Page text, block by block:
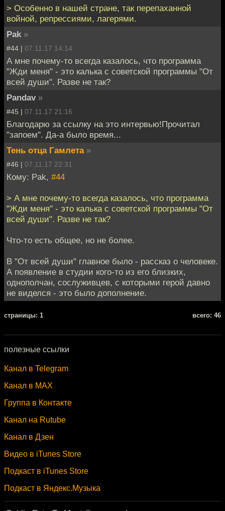
> Особенно в нашей стране, так перепаханной
войной, репрессиями, лагерями.
Pak »
#44 | 07.11.17 14:14
А мне почему-то всегда казалось, что программа
"Жди меня" - это калька с советской программы "От
всей души". Разве не так?
Pandav »
#45 | 07.11.17 21:16
Благодарю за ссылку на это интервью!Прочитал
"запоем". Да-а было время...
Тень отца Гамлета »
#46 | 07.11.17 22:31
Кому: Pak, #44
> А мне почему-то всегда казалось, что программа
"Жди меня" - это калька с советской программы "От
всей души". Разве не так?
Что-то есть общее, но не более.
В "От всей души" главное было - рассказ о человеке.
А появление в студии кого-то из его близких,
однополчан, сослуживцев, с которыми герой давно
не виделся - это было дополнение.
cтраницы: 1 всего: 46
полезные ссылки
Канал в Telegram
Канал в MAX
Группа в Контакте
Канал на Rutube
Канал в Дзен
Видео в iTunes Store
Подкаст в iTunes Store
Подкаст в Яндекс.Музыка